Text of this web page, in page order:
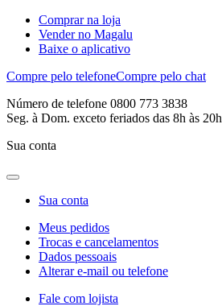
Comprar na loja
Vender no Magalu
Baixe o aplicativo
Compre pelo telefoneCompre pelo chat
Número de telefone 0800 773 3838
Seg. à Dom. exceto feriados das 8h às 20h
Sua conta
Sua conta
Meus pedidos
Trocas e cancelamentos
Dados pessoais
Alterar e-mail ou telefone
Fale com lojista